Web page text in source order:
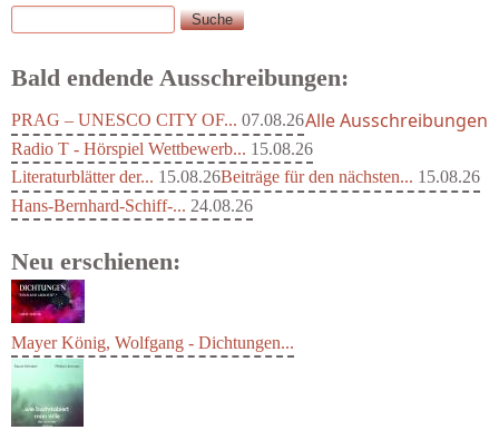
Suchformular
Suche
Bald endende Ausschreibungen:
PRAG – UNESCO CITY OF... 07.08.26
Radio T - Hörspiel Wettbewerb... 15.08.26
Literaturblätter der... 15.08.26Beiträge für den nächsten... 15.08.26
Hans-Bernhard-Schiff-... 24.08.26
Alle Ausschreibungen
Neu erschienen: